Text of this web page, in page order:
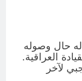
حال وصوله
العراقية.
لآخر